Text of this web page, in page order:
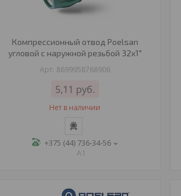
Компрессионный отвод Poelsan
угловой с наружной резьбой 32х1"
8699958768906
5,11 руб.
Нет в наличии
+375 (44) 736-34-56
A1